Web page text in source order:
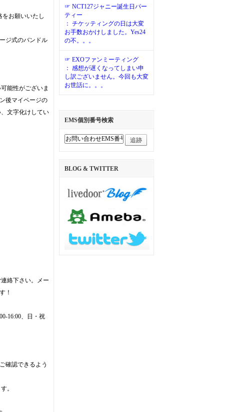
お願いいたし
ジ式のバンドル
能性がございま
後マイページの
文字化けしてい
絡下さい。メー
！
16:00、日・祝
確認できるよう
。
☞ NCT127ジャニー誕生日パー
ティー
： チケッティングの日は大変
お手数おかけしました。Yes24
の不。。。
☞ EXOファンミーティング
： 感想が遅くなってしまい申
し訳ございません。今回も大変
お世話に。。。
EMS個別番号検索
追跡
BLOG & TWITTER